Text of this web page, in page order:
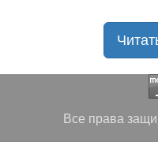
любимых слушателей
в самых разнообразных
начиная от лирических
творчества или в числе
Все права